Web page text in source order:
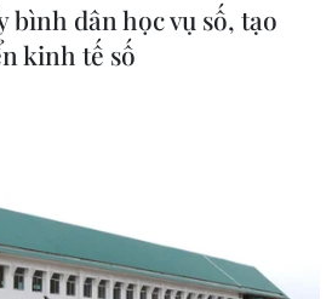
bình dân học vụ số, tạo
kinh tế số